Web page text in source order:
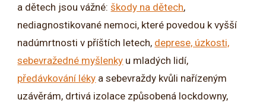
a dětech jsou vážné:škody na dětech,
nediagnostikované nemoci, které povedou k vyšší
nadúmrtnosti v příštích letech, deprese, úzkosti,
sebevražedné myšlenky u mladých lidí,
předávkování léky a sebevraždy kvůli nařízeným
uzávěrám, drtivá izolace způsobená lockdowny,